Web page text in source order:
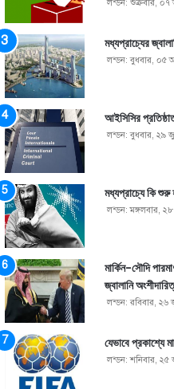
লন্ডন: শুক্রবার, ০৭
মধ্যপ্রাচ্যের
লন্ডন: বুধবার, ০৫
আইসিসির
লন্ডন: বুধবার, ২৯
মধ্যপ্রাচ্যে কি শুরু
লন্ডন: মঙ্গলবার,
মার্কিন-সৌদি
জ্বালানি
লন্ডন: রবিবার,
যেভাবে প্রকাশ্যে
লন্ডন: শনিবার,